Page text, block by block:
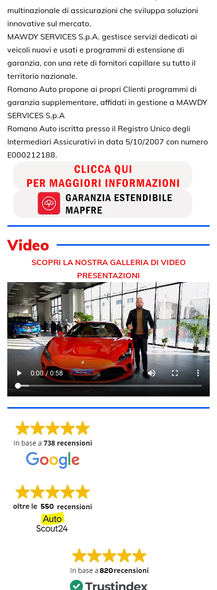
multinazionale di assicurazioni che sviluppa soluzioni
innovative sul mercato.
MAWDY SERVICES S.p.A. gestisce servizi dedicati ai
veicoli nuovi e usati e programmi di estensione di
garanzia, con una rete di fornitori capillare su tutto il
territorio nazionale.
Romano Auto propone ai propri Clienti programmi di
garanzia supplementare, affidati in gestione a MAWDY
SERVICES S.p.A
Romano Auto iscritta presso il Registro Unico degli
Intermediari Assicurativi in data 5/10/2007 con numero
E000212188.
Video
SCOPRI LA NOSTRA GALLERIA DI VIDEO
PRESENTAZIONI